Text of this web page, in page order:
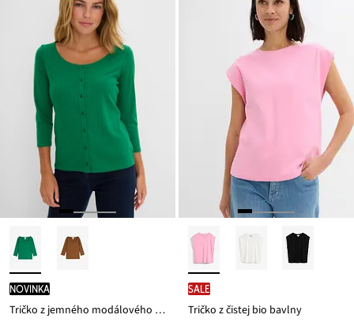
novinka
Tričko z jemného modálového mixu
SALE
Tričko z čistej bio bavlny